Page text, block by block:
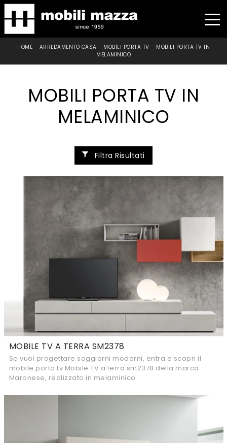
HOME - ARREDAMENTO CASA - MOBILI PORTA TV - MOBILI PORTA TV IN
MELAMINICO
MOBILI PORTA TV IN
MELAMINICO
Filtra Risultati
MOBILE TV A TERRA SM2378
Se vuoi progettare soggiorni moderni, entra e scopri il
mobile porta tv Mobile TV a terra sm2378 della marca
Maronese, realizzato in melaminico